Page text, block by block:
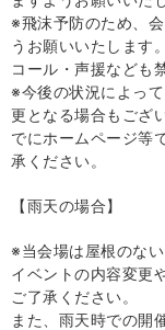
※飛沫予防のため、
うお願いいたします。
コール・声援なども
※今後の状況によっ
更となる場合もござ
でにホームページ等
承ください。
【雨天の場合】
※当会場は屋根のな
イベントの内容変更
ご了承ください。
また、雨天時での開